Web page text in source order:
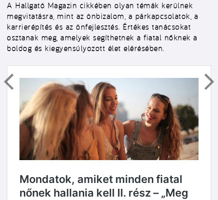
A Hallgató Magazin cikkében olyan témák kerülnek
megvitatásra, mint az önbizalom, a párkapcsolatok, a
karrierépítés és az önfejlesztés. Értékes tanácsokat
osztanak meg, amelyek segíthetnek a fiatal nőknek a
boldog és kiegyensúlyozott élet elérésében.